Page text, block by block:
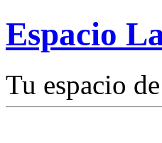
Espacio
Tu espacio